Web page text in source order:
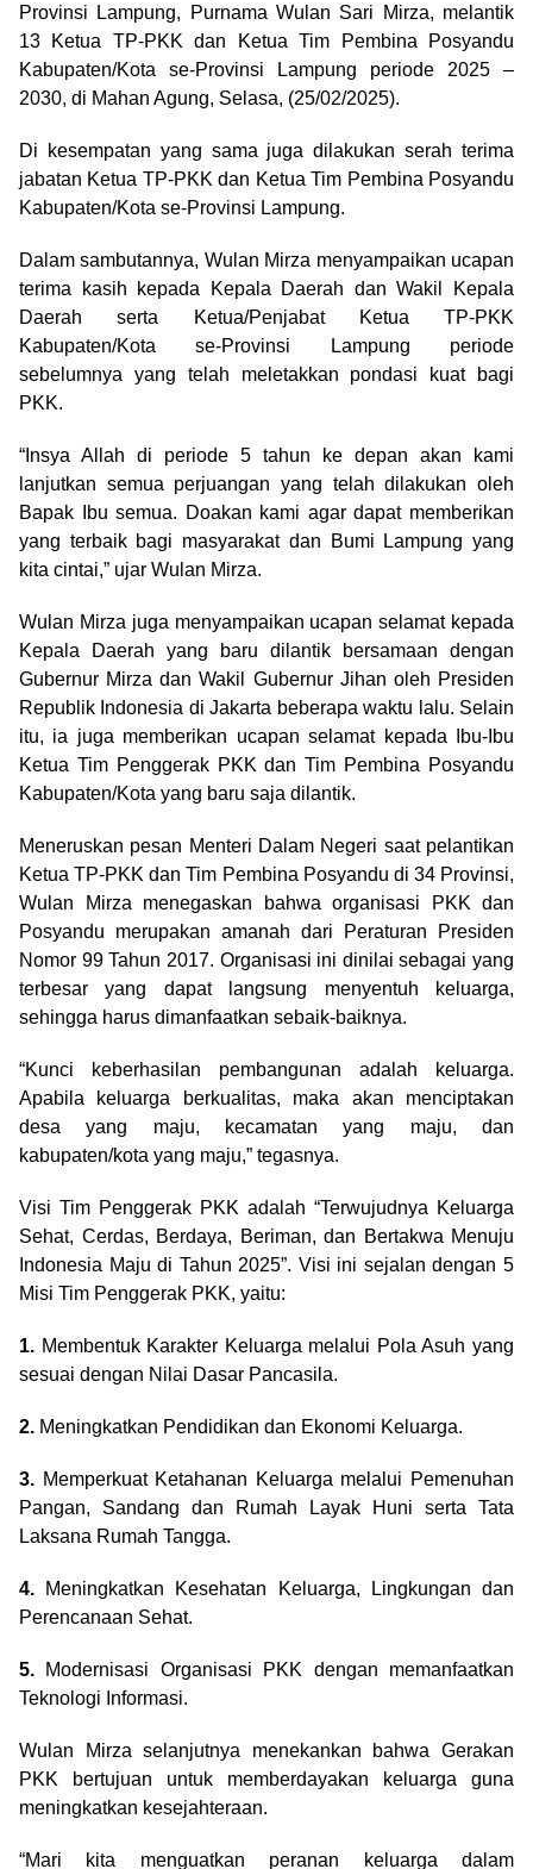
Provinsi Lampung, Purnama Wulan Sari Mirza, melantik
13 Ketua TP-PKK dan Ketua Tim Pembina Posyandu
Kabupaten/Kota se-Provinsi Lampung periode 2025 –
2030, di Mahan Agung, Selasa, (25/02/2025).
Di kesempatan yang sama juga dilakukan serah terima
jabatan Ketua TP-PKK dan Ketua Tim Pembina Posyandu
Kabupaten/Kota se-Provinsi Lampung.
Dalam sambutannya, Wulan Mirza menyampaikan ucapan
terima kasih kepada Kepala Daerah dan Wakil Kepala
Daerah serta Ketua/Penjabat Ketua TP-PKK
Kabupaten/Kota se-Provinsi Lampung periode
sebelumnya yang telah meletakkan pondasi kuat bagi
PKK.
“Insya Allah di periode 5 tahun ke depan akan kami
lanjutkan semua perjuangan yang telah dilakukan oleh
Bapak Ibu semua. Doakan kami agar dapat memberikan
yang terbaik bagi masyarakat dan Bumi Lampung yang
kita cintai,” ujar Wulan Mirza.
Wulan Mirza juga menyampaikan ucapan selamat kepada
Kepala Daerah yang baru dilantik bersamaan dengan
Gubernur Mirza dan Wakil Gubernur Jihan oleh Presiden
Republik Indonesia di Jakarta beberapa waktu lalu. Selain
itu, ia juga memberikan ucapan selamat kepada Ibu-Ibu
Ketua Tim Penggerak PKK dan Tim Pembina Posyandu
Kabupaten/Kota yang baru saja dilantik.
Meneruskan pesan Menteri Dalam Negeri saat pelantikan
Ketua TP-PKK dan Tim Pembina Posyandu di 34 Provinsi,
Wulan Mirza menegaskan bahwa organisasi PKK dan
Posyandu merupakan amanah dari Peraturan Presiden
Nomor 99 Tahun 2017. Organisasi ini dinilai sebagai yang
terbesar yang dapat langsung menyentuh keluarga,
sehingga harus dimanfaatkan sebaik-baiknya.
“Kunci keberhasilan pembangunan adalah keluarga.
Apabila keluarga berkualitas, maka akan menciptakan
desa yang maju, kecamatan yang maju, dan
kabupaten/kota yang maju,” tegasnya.
Visi Tim Penggerak PKK adalah “Terwujudnya Keluarga
Sehat, Cerdas, Berdaya, Beriman, dan Bertakwa Menuju
Indonesia Maju di Tahun 2025”. Visi ini sejalan dengan 5
Misi Tim Penggerak PKK, yaitu:
1. Membentuk Karakter Keluarga melalui Pola Asuh yang
sesuai dengan Nilai Dasar Pancasila.
2. Meningkatkan Pendidikan dan Ekonomi Keluarga.
3. Memperkuat Ketahanan Keluarga melalui Pemenuhan
Pangan, Sandang dan Rumah Layak Huni serta Tata
Laksana Rumah Tangga.
4. Meningkatkan Kesehatan Keluarga, Lingkungan dan
Perencanaan Sehat.
5. Modernisasi Organisasi PKK dengan memanfaatkan
Teknologi Informasi.
Wulan Mirza selanjutnya menekankan bahwa Gerakan
PKK bertujuan untuk memberdayakan keluarga guna
meningkatkan kesejahteraan.
“Mari kita menguatkan peranan keluarga dalam